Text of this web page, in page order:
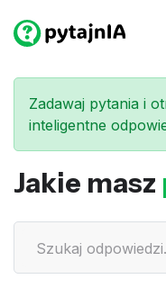
Zadawaj pytania i
inteligentne
Jakie masz